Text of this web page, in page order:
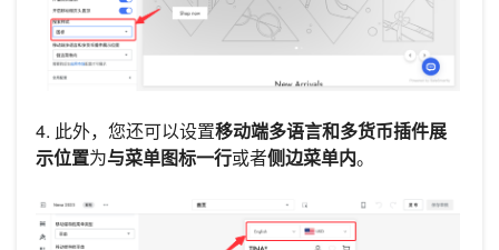
4. 此外，您还可以设置移动端多语言和多货币插件展
示位置为与菜单图标一行或者侧边菜单内。